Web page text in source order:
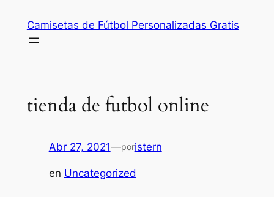
contenido
Camisetas de Fútbol Personalizadas Gratis
tienda de futbol online
Abr 27, 2021—poristern
en Uncategorized